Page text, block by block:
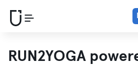
RUN2YOGA